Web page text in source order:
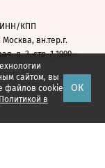
сайтом, вы
файлов cookie
Политикой в
ОК
ИНН/КПП
Москва, вн.тер.г.
д. 3, стр. 1 1999—